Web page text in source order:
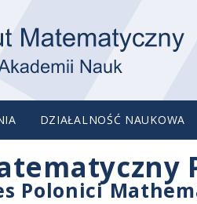
DZIAŁALNOŚĆ NAUKOWA
Polonici